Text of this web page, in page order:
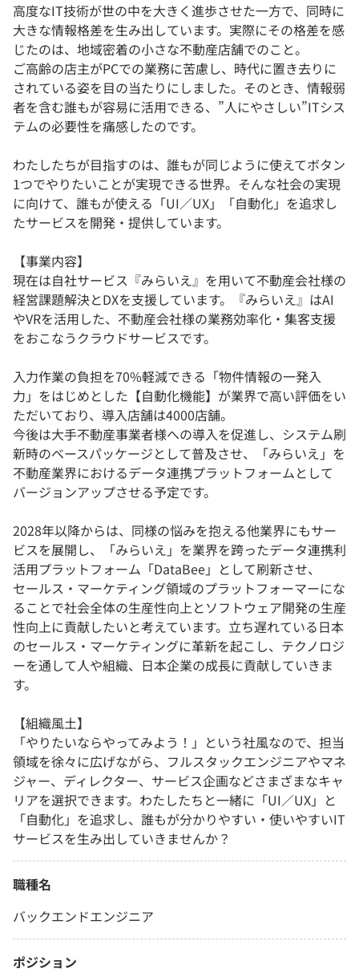
高度なIT技術が世の中を大きく進歩させた一方で、同時に
大きな情報格差を生み出しています。実際にその格差を感
じたのは、地域密着の小さな不動産店舗でのこと。
ご高齢の店主がPCでの業務に苦慮し、時代に置き去りに
されている姿を目の当たりにしました。そのとき、情報弱
者を含む誰もが容易に活用できる、”人にやさしい”ITシス
テムの必要性を痛感したのです。
わたしたちが目指すのは、誰もが同じように使えてボタン
1つでやりたいことが実現できる世界。そんな社会の実現
に向けて、誰もが使える「UI／UX」「自動化」を追求し
たサービスを開発・提供しています。
【事業内容】
現在は自社サービス『みらいえ』を用いて不動産会社様の
経営課題解決とDXを支援しています。『みらいえ』はAI
やVRを活用した、不動産会社様の業務効率化・集客支援
をおこなうクラウドサービスです。
入力作業の負担を70%軽減できる「物件情報の一発入
力」をはじめとした【自動化機能】が業界で高い評価をい
ただいており、導入店舗は4000店舗。
今後は大手不動産事業者様への導入を促進し、システム刷
新時のベースパッケージとして普及させ、「みらいえ」を
不動産業界におけるデータ連携プラットフォームとして
バージョンアップさせる予定です。
2028年以降からは、同様の悩みを抱える他業界にもサー
ビスを展開し、「みらいえ」を業界を跨ったデータ連携利
活用プラットフォーム「DataBee」として刷新させ、
セールス・マーケティング領域のプラットフォーマーにな
ることで社会全体の生産性向上とソフトウェア開発の生産
性向上に貢献したいと考えています。立ち遅れている日本
のセールス・マーケティングに革新を起こし、テクノロジ
ーを通して人や組織、日本企業の成長に貢献していきま
す。
【組織風土】
「やりたいならやってみよう！」という社風なので、担当
領域を徐々に広げながら、フルスタックエンジニアやマネ
ジャー、ディレクター、サービス企画などさまざまなキャ
リアを選択できます。わたしたちと一緒に「UI／UX」と
「自動化」を追求し、誰もが分かりやすい・使いやすいIT
サービスを生み出していきませんか？
職種名
バックエンドエンジニア
ポジション